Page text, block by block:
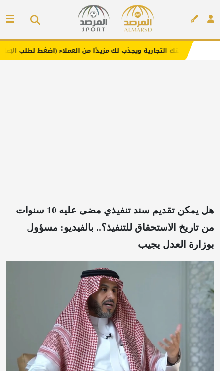
ويجذب لك مزيدًا من العملاء (اضغط لطلب الإعلان)
هل يمكن تقديم سند تنفيذي مضى عليه 10 سنوات
من تاريخ الاستحقاق للتنفيذ؟.. بالفيديو: مسؤول
بوزارة العدل يجيب